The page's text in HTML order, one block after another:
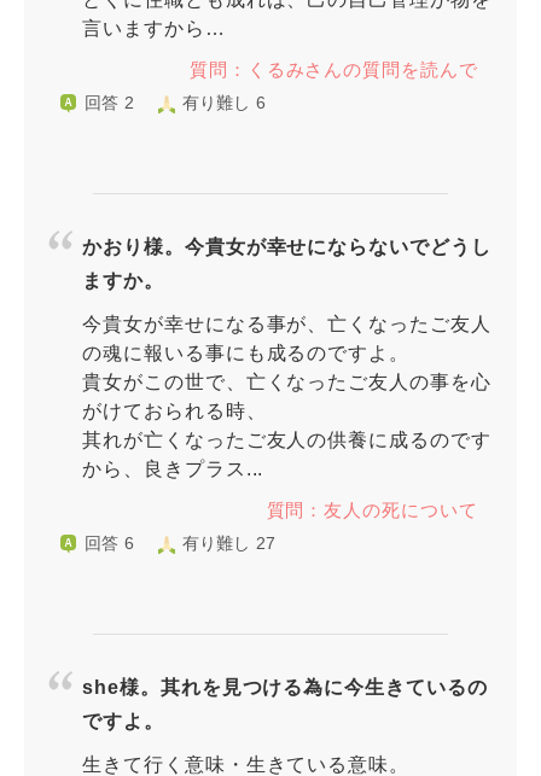
言いますから…
質問：くるみさんの質問を読んで
回答 2 有り難し 6
かおり様。今貴女が幸せにならないでどうし
ますか。
今貴女が幸せになる事が、亡くなったご友人
の魂に報いる事にも成るのですよ。
貴女がこの世で、亡くなったご友人の事を心
がけておられる時、
其れが亡くなったご友人の供養に成るのです
から、良きプラス...
質問：友人の死について
回答 6 有り難し 27
she様。其れを見つける為に今生きているの
ですよ。
生きて行く意味・生きている意味。